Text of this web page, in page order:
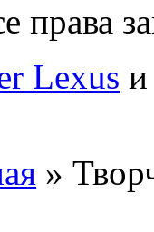
права
Lexus
»